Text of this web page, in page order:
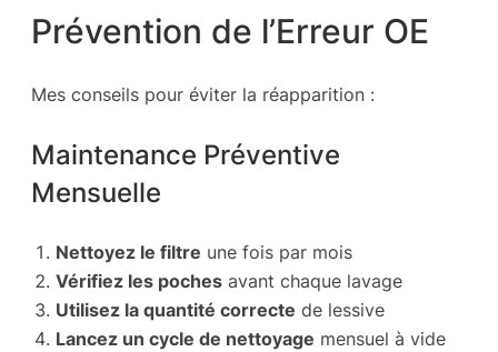
Prévention de l’Erreur OE
Mes conseils pour éviter la réapparition :
Maintenance Préventive
Mensuelle
Nettoyez le filtre une fois par mois
Vérifiez les poches avant chaque lavage
Utilisez la quantité correcte de lessive
Lancez un cycle de nettoyage mensuel à vide